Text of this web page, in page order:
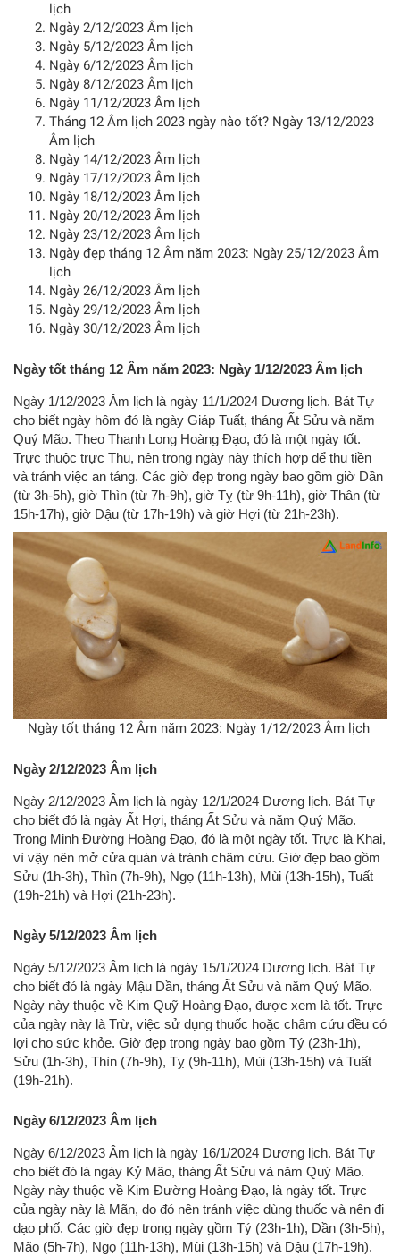
lịch
Ngày 2/12/2023 Âm lịch
Ngày 5/12/2023 Âm lịch
Ngày 6/12/2023 Âm lịch
Ngày 8/12/2023 Âm lịch
Ngày 11/12/2023 Âm lịch
Tháng 12 Âm lịch 2023 ngày nào tốt? Ngày 13/12/2023
Âm lịch
Ngày 14/12/2023 Âm lịch
Ngày 17/12/2023 Âm lịch
Ngày 18/12/2023 Âm lịch
Ngày 20/12/2023 Âm lịch
Ngày 23/12/2023 Âm lịch
Ngày đẹp tháng 12 Âm năm 2023: Ngày 25/12/2023 Âm
lịch
Ngày 26/12/2023 Âm lịch
Ngày 29/12/2023 Âm lịch
Ngày 30/12/2023 Âm lịch
Ngày tốt tháng 12 Âm năm 2023: Ngày 1/12/2023 Âm lịch
Ngày 1/12/2023 Âm lịch là ngày 11/1/2024 Dương lịch. Bát Tự
cho biết ngày hôm đó là ngày Giáp Tuất, tháng Ất Sửu và năm
Quý Mão. Theo Thanh Long Hoàng Đạo, đó là một ngày tốt.
Trực thuộc trực Thu, nên trong ngày này thích hợp để thu tiền
và tránh việc an táng. Các giờ đẹp trong ngày bao gồm giờ Dần
(từ 3h-5h), giờ Thìn (từ 7h-9h), giờ Tỵ (từ 9h-11h), giờ Thân (từ
15h-17h), giờ Dậu (từ 17h-19h) và giờ Hợi (từ 21h-23h).
Ngày tốt tháng 12 Âm năm 2023: Ngày 1/12/2023 Âm lịch
Ngày 2/12/2023 Âm lịch
Ngày 2/12/2023 Âm lịch là ngày 12/1/2024 Dương lịch. Bát Tự
cho biết đó là ngày Ất Hợi, tháng Ất Sửu và năm Quý Mão.
Trong Minh Đường Hoàng Đạo, đó là một ngày tốt. Trực là Khai,
vì vậy nên mở cửa quán và tránh châm cứu. Giờ đẹp bao gồm
Sửu (1h-3h), Thìn (7h-9h), Ngọ (11h-13h), Mùi (13h-15h), Tuất
(19h-21h) và Hợi (21h-23h).
Ngày 5/12/2023 Âm lịch
Ngày 5/12/2023 Âm lịch là ngày 15/1/2024 Dương lịch. Bát Tự
cho biết đó là ngày Mậu Dần, tháng Ất Sửu và năm Quý Mão.
Ngày này thuộc về Kim Quỹ Hoàng Đạo, được xem là tốt. Trực
của ngày này là Trừ, việc sử dụng thuốc hoặc châm cứu đều có
lợi cho sức khỏe. Giờ đẹp trong ngày bao gồm Tý (23h-1h),
Sửu (1h-3h), Thìn (7h-9h), Tỵ (9h-11h), Mùi (13h-15h) và Tuất
(19h-21h).
Ngày 6/12/2023 Âm lịch
Ngày 6/12/2023 Âm lịch là ngày 16/1/2024 Dương lịch. Bát Tự
cho biết đó là ngày Kỷ Mão, tháng Ất Sửu và năm Quý Mão.
Ngày này thuộc về Kim Đường Hoàng Đạo, là ngày tốt. Trực
của ngày này là Mãn, do đó nên tránh việc dùng thuốc và nên đi
dạo phố. Các giờ đẹp trong ngày gồm Tý (23h-1h), Dần (3h-5h),
Mão (5h-7h), Ngọ (11h-13h), Mùi (13h-15h) và Dậu (17h-19h).